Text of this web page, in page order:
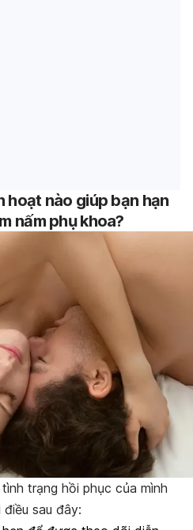
hoạt nào giúp bạn hạn
nấm phụ khoa?
trạng hồi phục của mình
sau đây: